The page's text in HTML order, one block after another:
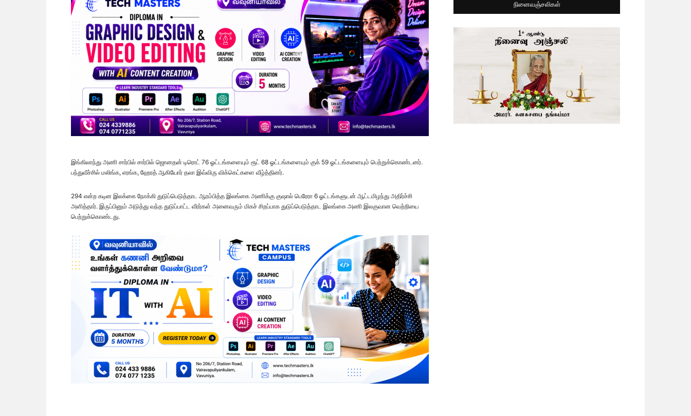
இங்கிலாந்து அணி சார்பில் சார்பில் ஜொனதன் டிரொட் 76 ஓட்டங்களையும் ரூட் 68 ஓட்டங்களையும் குக் 59 ஓட்டங்களையும் பெற்றுக்கொண்டனர்.
பந்துவீச்சில் மலிங்க, எரங்க, ஹேரத் ஆகியோர் தலா இவ்விரு விக்கெட்களை வீழ்த்தினர்.
294 என்ற கடின இலக்கை நோக்கி துடுப்பெடுத்தாட ஆரம்பித்த இலங்கை அணிக்கு குஷால் பெரேரா 6 ஓட்டங்களுடன் ஆட்டமிழந்து அதிர்ச்சி
அளித்தார். இருப்பினும் அடுத்து வந்த துடுப்பாட்ட வீரர்கள் அனைவரும் மிகச் சிறப்பாக துடுப்பெடுத்தாட இலங்கை அணி இலகுவான வெற்றியை
பெற்றுக்கொண்டது.
நினைவஞ்சலிகள்